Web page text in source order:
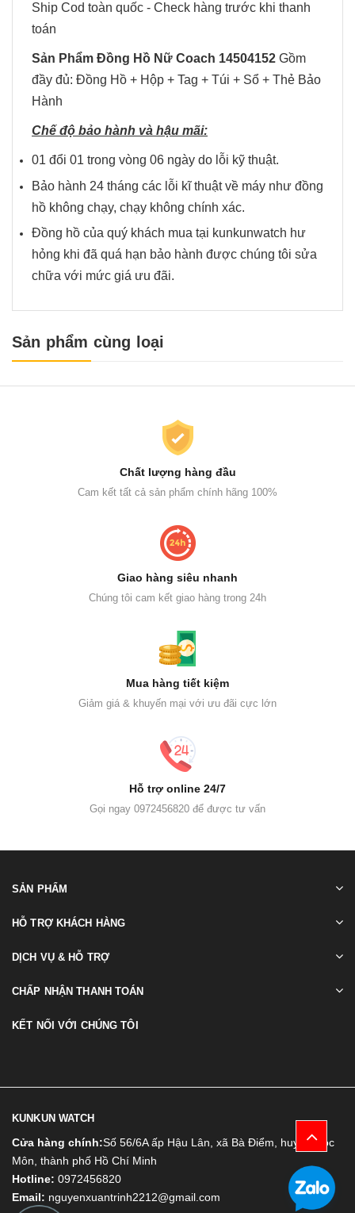
Ship Cod toàn quốc - Check hàng trước khi thanh
toán
Sản Phẩm Đồng Hồ Nữ Coach 14504152 Gồm
đầy đủ: Đồng Hồ + Hộp + Tag + Túi + Sổ + Thẻ Bảo
Hành
Chế độ bảo hành và hậu mãi:
01 đổi 01 trong vòng 06 ngày do lỗi kỹ thuật.
Bảo hành 24 tháng các lỗi kĩ thuật về máy như đồng
hồ không chạy, chạy không chính xác.
Đồng hồ của quý khách mua tại kunkunwatch hư
hỏng khi đã quá hạn bảo hành được chúng tôi sửa
chữa với mức giá ưu đãi.
Sản phẩm cùng loại
Chất lượng hàng đầu
Cam kết tất cả sản phẩm chính hãng 100%
Giao hàng siêu nhanh
Chúng tôi cam kết giao hàng trong 24h
Mua hàng tiết kiệm
Giảm giá & khuyến mại với ưu đãi cực lớn
Hỗ trợ online 24/7
Gọi ngay 0972456820 để được tư vấn
SẢN PHẨM
HỖ TRỢ KHÁCH HÀNG
DỊCH VỤ & HỖ TRỢ
CHẤP NHẬN THANH TOÁN
KẾT NỐI VỚI CHÚNG TÔI
KUNKUN WATCH
Cửa hàng chính:Số 56/6A ấp Hậu Lân, xã Bà Điểm, huyện Hóc
Môn, thành phố Hồ Chí Minh
Hotline: 0972456820
Email: nguyenxuantrinh2212@gmail.com